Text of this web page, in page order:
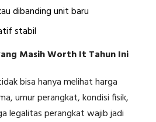
dibanding unit baru
stabil
Masih Worth It Tahun Ini
bisa hanya melihat harga
umur perangkat, kondisi fisik,
legalitas perangkat wajib jadi